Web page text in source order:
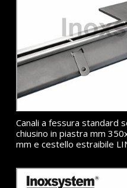
Canali a fessura standard
chiusino in piastra mm
mm e cestello estraibile